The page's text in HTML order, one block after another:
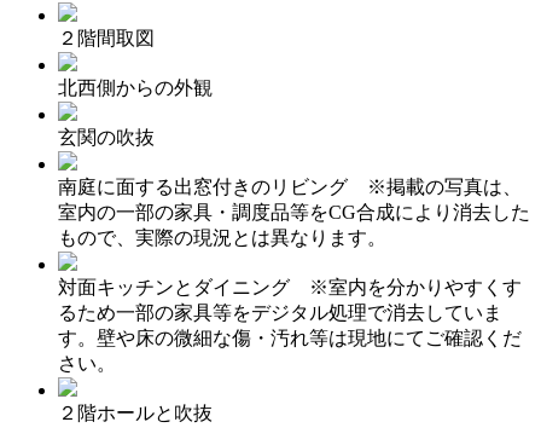
２階間取図
北西側からの外観
玄関の吹抜
南庭に面する出窓付きのリビング ※掲載の写真は、
室内の一部の家具・調度品等をCG合成により消去した
もので、実際の現況とは異なります。
対面キッチンとダイニング ※室内を分かりやすくす
るため一部の家具等をデジタル処理で消去していま
す。壁や床の微細な傷・汚れ等は現地にてご確認くだ
さい。
２階ホールと吹抜